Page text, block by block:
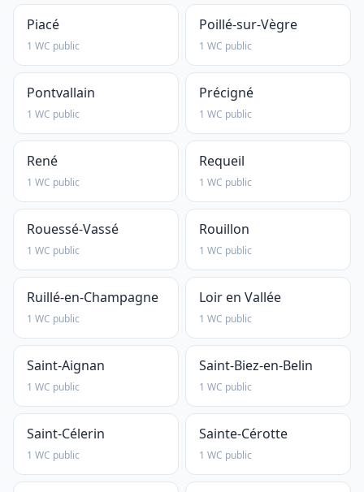
Piacé
1 WC public
Poillé-sur-Vègre
1 WC public
Pontvallain
1 WC public
Précigné
1 WC public
René
1 WC public
Requeil
1 WC public
Rouessé-Vassé
1 WC public
Rouillon
1 WC public
Ruillé-en-Champagne
1 WC public
Loir en Vallée
1 WC public
Saint-Aignan
1 WC public
Saint-Biez-en-Belin
1 WC public
Saint-Célerin
1 WC public
Sainte-Cérotte
1 WC public